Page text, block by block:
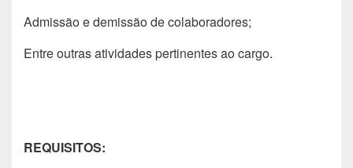
Admissão e demissão de colaboradores;
Entre outras atividades pertinentes ao cargo.
REQUISITOS: